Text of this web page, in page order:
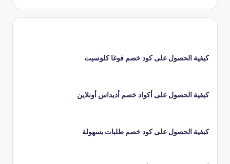
كيفية الحصول على كود خصم فوغا كلوسيت
كيفية الحصول على أكواد خصم أديداس أونلاين
كيفية الحصول على كود خصم طلبات بسهولة